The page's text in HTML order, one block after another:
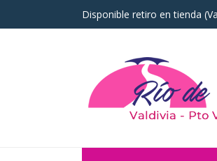
Disponible retiro en tienda